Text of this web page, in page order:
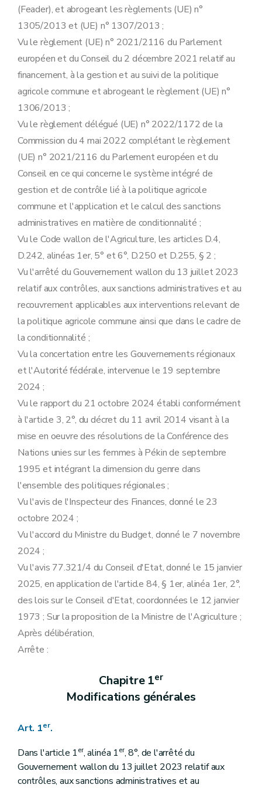
(Feader), et abrogeant les règlements (UE) n°
1305/2013 et (UE) n° 1307/2013 ;
Vu le règlement (UE) n° 2021/2116 du Parlement
européen et du Conseil du 2 décembre 2021 relatif au
financement, à la gestion et au suivi de la politique
agricole commune et abrogeant le règlement (UE) n°
1306/2013 ;
Vu le règlement délégué (UE) n° 2022/1172 de la
Commission du 4 mai 2022 complétant le règlement
(UE) n° 2021/2116 du Parlement européen et du
Conseil en ce qui concerne le système intégré de
gestion et de contrôle lié à la politique agricole
commune et l'application et le calcul des sanctions
administratives en matière de conditionnalité ;
Vu le Code wallon de l'Agriculture, les articles D.4,
D.242, alinéas 1er, 5° et 6°, D.250 et D.255, § 2 ;
Vu l'arrêté du Gouvernement wallon du 13 juillet 2023
relatif aux contrôles, aux sanctions administratives et au
recouvrement applicables aux interventions relevant de
la politique agricole commune ainsi que dans le cadre de
la conditionnalité ;
Vu la concertation entre les Gouvernements régionaux
et l'Autorité fédérale, intervenue le 19 septembre
2024 ;
Vu le rapport du 21 octobre 2024 établi conformément
à l'article 3, 2°, du décret du 11 avril 2014 visant à la
mise en oeuvre des résolutions de la Conférence des
Nations unies sur les femmes à Pékin de septembre
1995 et intégrant la dimension du genre dans
l'ensemble des politiques régionales ;
Vu l'avis de l'Inspecteur des Finances, donné le 23
octobre 2024 ;
Vu l'accord du Ministre du Budget, donné le 7 novembre
2024 ;
Vu l'avis 77.321/4 du Conseil d'Etat, donné le 15 janvier
2025, en application de l'article 84, § 1er, alinéa 1er, 2°,
des lois sur le Conseil d'Etat, coordonnées le 12 janvier
1973 ; Sur la proposition de la Ministre de l'Agriculture ;
Après délibération,
Arrête :
Chapitre 1er
Modifications générales
Art. 1er.
Dans l'article 1er, alinéa 1er, 8°, de l'arrêté du
Gouvernement wallon du 13 juillet 2023 relatif aux
contrôles, aux sanctions administratives et au